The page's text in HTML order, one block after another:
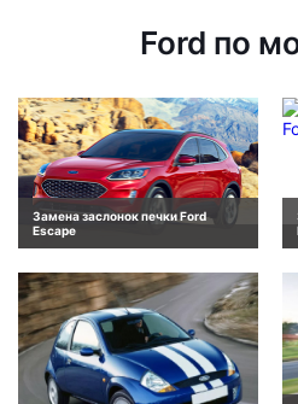
Ford по
Замена заслонок печки Ford
Escape